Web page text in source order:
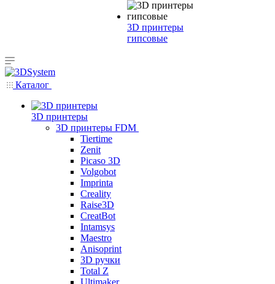
3D принтеры
гипсовые
Каталог
3D принтеры
3D принтеры FDM
Tiertime
Zenit
Picaso 3D
Volgobot
Imprinta
Creality
Raise3D
CreatBot
Intamsys
Maestro
Anisoprint
3D ручки
Total Z
Ultimaker